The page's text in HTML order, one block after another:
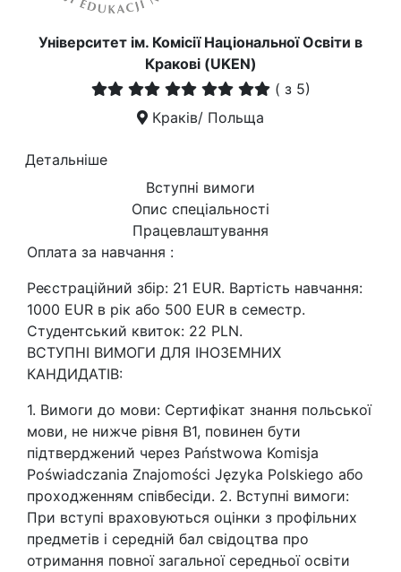
Університет ім. Комісії Національної Освіти в
Кракові (UKEN)
( з 5)
Краків/ Польща
Детальніше
Вступні вимоги
Опис спеціальності
Працевлаштування
Оплата за навчання :
Реєстраційний збір: 21 EUR. Вартість навчання:
1000 EUR в рік або 500 EUR в семестр.
Студентський квиток: 22 PLN.
ВСТУПНІ ВИМОГИ ДЛЯ ІНОЗЕМНИХ
КАНДИДАТІВ:
1. Вимоги до мови: Сертифікат знання польської
мови, не нижче рівня В1, повинен бути
підтверджений через Państwowa Komisja
Poświadczania Znajomości Języka Polskiego або
проходженням співбесіди. 2. Вступні вимоги:
При вступі враховуються оцінки з профільних
предметів і середній бал свідоцтва про
отримання повної загальної середньої освіти